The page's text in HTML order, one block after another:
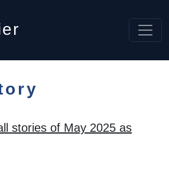
stories of May 2025 as